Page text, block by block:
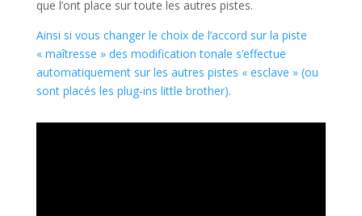
que l’ont place sur toute les autres pistes.
Ainsi si vous changer le choix de l’accord sur la piste
« maîtresse » des modification tonale s’effectue
automatiquement sur les autres pistes « esclave » (ou
sont placés les plug-ins little brother).